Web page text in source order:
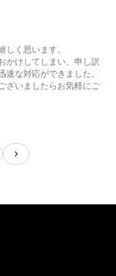
く思います。
かけしてしまい、申し訳
な対応ができました。
ざいましたらお気軽にご